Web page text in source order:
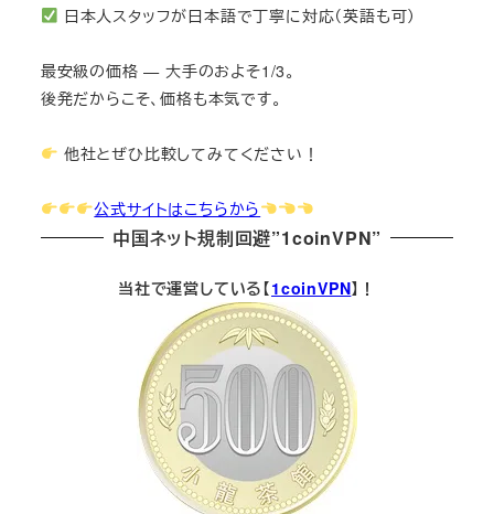
日本人スタッフが日本語で丁寧に対応（英語も可）
最安級の価格 — 大手のおよそ1/3。
後発だからこそ、価格も本気です。
他社とぜひ比較してみてください！
公式サイトはこちらから
中国ネット規制回避”1coinVPN”
当社で運営している【1coinVPN】！